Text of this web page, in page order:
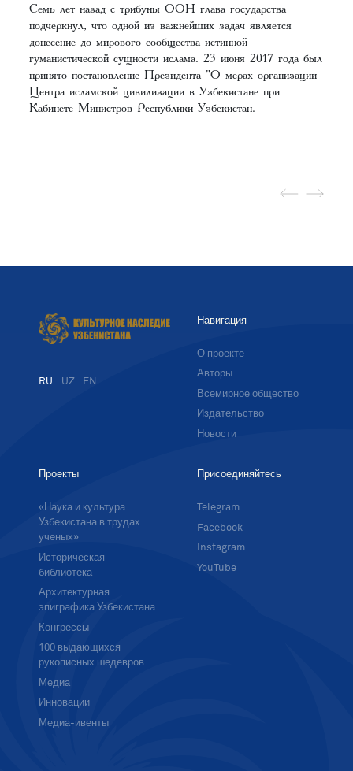
Семь лет назад с трибуны ООН глава государства
подчеркнул, что одной из важнейших задач является
донесение до мирового сообщества истинной
гуманистической сущности ислама. 23 июня 2017 года был
принято постановление Президента "О мерах организации
Центра исламской цивилизации в Узбекистане при
Кабинете Министров Республики Узбекистан.
RU UZ EN
Навигация
О проекте
Авторы
Всемирное общество
Издательство
Новости
Проекты
«Наука и культура
Узбекистана в трудах
ученых»
Историческая
библиотека
Архитектурная
эпиграфика Узбекистана
Конгрессы
100 выдающихся
рукописных шедевров
Медиа
Инновации
Медиа-ивенты
Присоединяйтесь
Telegram
Facebook
Instagram
YouTube